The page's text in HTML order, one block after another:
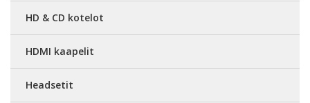
HD & CD kotelot
HDMI kaapelit
Headsetit